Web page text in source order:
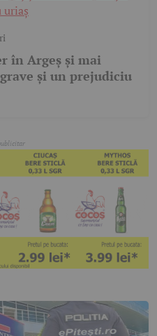
în Argeș și mai
și un prejudiciu